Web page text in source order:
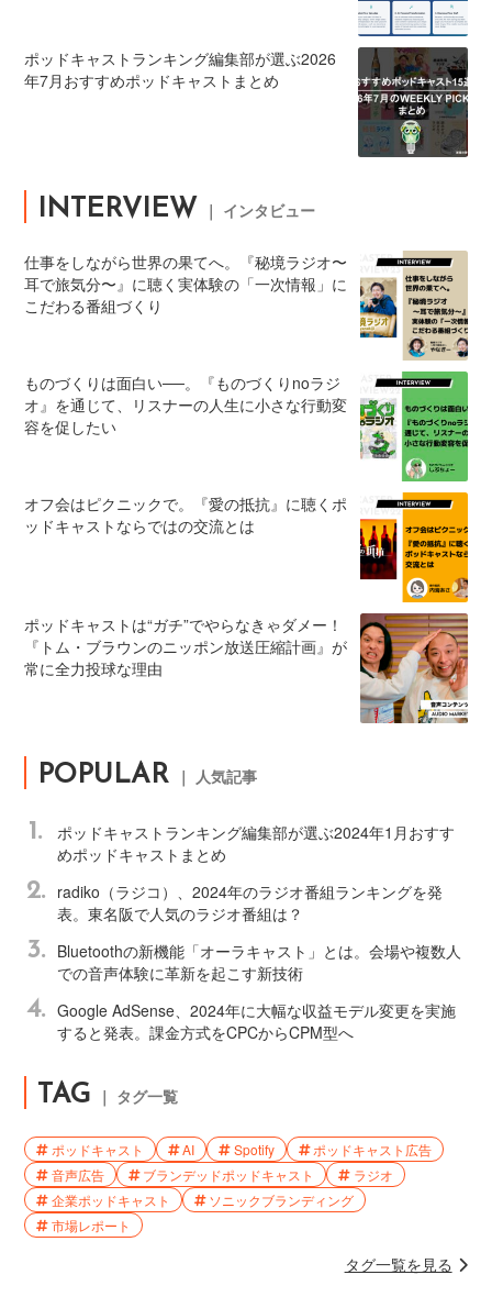
ポッドキャストランキング編集部が選ぶ2026
年7月おすすめポッドキャストまとめ
INTERVIEW ｜ インタビュー
仕事をしながら世界の果てへ。『秘境ラジオ〜
耳で旅気分〜』に聴く実体験の「一次情報」に
こだわる番組づくり
ものづくりは面白い──。『ものづくりnoラジ
オ』を通じて、リスナーの人生に小さな行動変
容を促したい
オフ会はピクニックで。『愛の抵抗』に聴くポ
ッドキャストならではの交流とは
ポッドキャストは“ガチ”でやらなきゃダメー！
『トム・ブラウンのニッポン放送圧縮計画』が
常に全力投球な理由
POPULAR ｜ 人気記事
1.
ポッドキャストランキング編集部が選ぶ2024年1月おすす
めポッドキャストまとめ
2.
radiko（ラジコ）、2024年のラジオ番組ランキングを発
表。東名阪で人気のラジオ番組は？
3.
Bluetoothの新機能「オーラキャスト」とは。会場や複数人
での音声体験に革新を起こす新技術
4. Google AdSense、2024年に大幅な収益モデル変更を実施
すると発表。課金方式をCPCからCPM型へ
TAG ｜ タグ一覧
ポッドキャスト AI Spotify
ポッドキャスト広告
音声広告
ブランデッドポッドキャスト
ラジオ
企業ポッドキャスト
ソニックブランディング
市場レポート
タグ一覧を見る